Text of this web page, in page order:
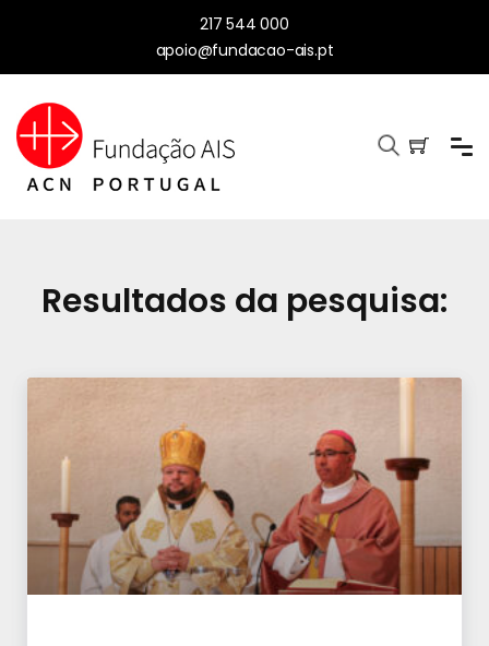
217 544 000
apoio@fundacao-ais.pt
Resultados da pesquisa: